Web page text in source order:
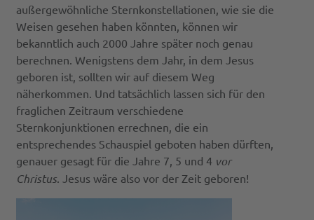
außergewöhnliche Sternkonstellationen, wie sie die
Weisen gesehen haben könnten, können wir
bekanntlich auch 2000 Jahre später noch genau
berechnen. Wenigstens dem Jahr, in dem Jesus
geboren ist, sollten wir auf diesem Weg
näherkommen. Und tatsächlich lassen sich für den
fraglichen Zeitraum verschiedene
Sternkonjunktionen errechnen, die ein
entsprechendes Schauspiel geboten haben dürften,
genauer gesagt für die Jahre 7, 5 und 4 vor
Christus. Jesus wäre also vor der Zeit geboren!